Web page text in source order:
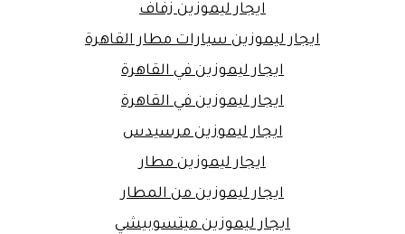
ايجار ليموزين زفاف
ايجار ليموزين سيارات مطار القاهرة
ايجار ليموزين في القاهرة
ايجار ليموزين في القاهرة
ايجار ليموزين مرسيدس
ايجار ليموزين مطار
ايجار ليموزين من المطار
ايجار ليموزين ميتسوبيشي